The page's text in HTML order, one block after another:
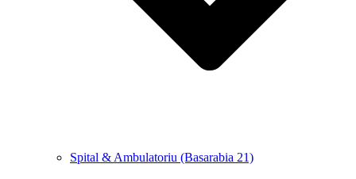
Spital & Ambulatoriu (Basarabia 21)